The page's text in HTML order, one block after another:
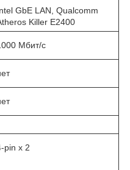
GbE LAN, Qualcomm
Killer E2400
Мбит/с
pin x 2